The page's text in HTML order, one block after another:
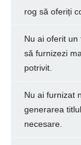
rog să oferiți
Nu ai oferit un
să furnizezi
potrivit.
Nu ai furnizat
generarea
necesare.